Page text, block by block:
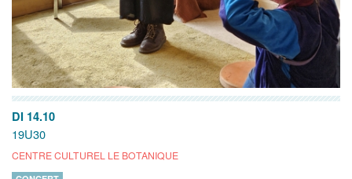
DI 14.10
19U30
CENTRE CULTUREL LE BOTANIQUE